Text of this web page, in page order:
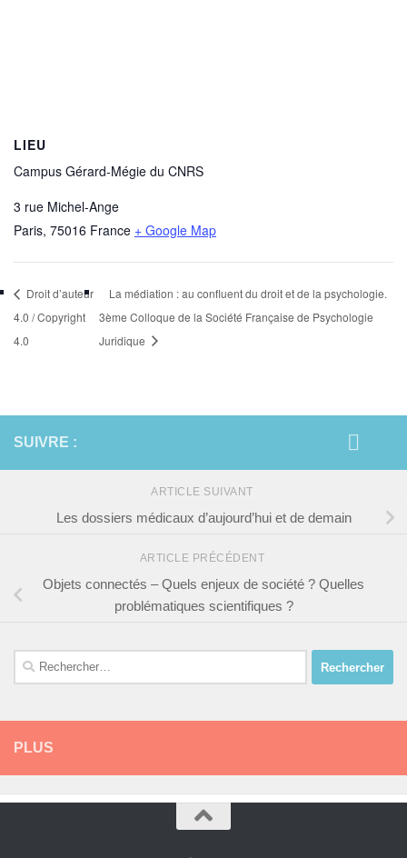
LIEU
Campus Gérard-Mégie du CNRS
3 rue Michel-Ange
Paris, 75016 France + Google Map
Droit d’auteur
4.0 / Copyright
4.0
La médiation : au confluent du droit et de la psychologie.
3ème Colloque de la Société Française de Psychologie
Juridique
SUIVRE :
ARTICLE SUIVANT
Les dossiers médicaux d’aujourd’hui et de demain
ARTICLE PRÉCÉDENT
Objets connectés – Quels enjeux de société ? Quelles
problématiques scientifiques ?
Rechercher :
PLUS